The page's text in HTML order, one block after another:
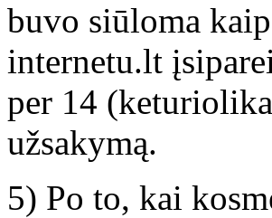
buvo siūloma
internetu.lt
per 14
užsakymą.
5) Po to, kai